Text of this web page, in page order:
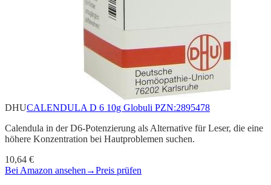
DHUCALENDULA D 6 10g Globuli PZN:2895478
Calendula in der D6-Potenzierung als Alternative für Leser, die eine
höhere Konzentration bei Hautproblemen suchen.
10,64 €
Bei Amazon ansehen→Preis prüfen